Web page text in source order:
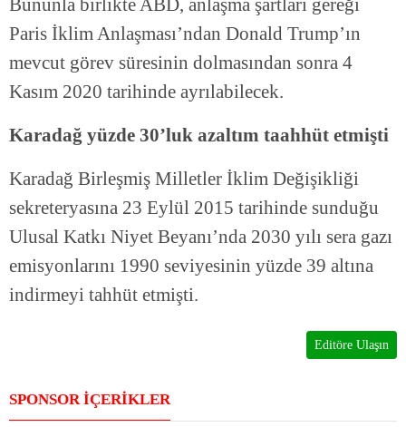
Bununla birlikte ABD, anlaşma şartları gereği
Paris İklim Anlaşması’ndan Donald Trump’ın
mevcut görev süresinin dolmasından sonra 4
Kasım 2020 tarihinde ayrılabilecek.
Karadağ yüzde 30’luk azaltım taahhüt etmişti
Karadağ Birleşmiş Milletler İklim Değişikliği
sekreteryasına 23 Eylül 2015 tarihinde sunduğu
Ulusal Katkı Niyet Beyanı’nda 2030 yılı sera gazı
emisyonlarını 1990 seviyesinin yüzde 39 altına
indirmeyi tahhüt etmişti.
Editöre Ulaşın
SPONSOR İÇERİKLER